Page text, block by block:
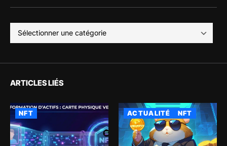
ARTICLES LIÉS
NFT ACTUALITÉ NFT